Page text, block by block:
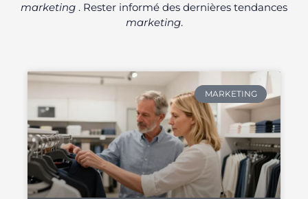
marketing . Rester informé des dernières tendances
marketing.
MARKETING